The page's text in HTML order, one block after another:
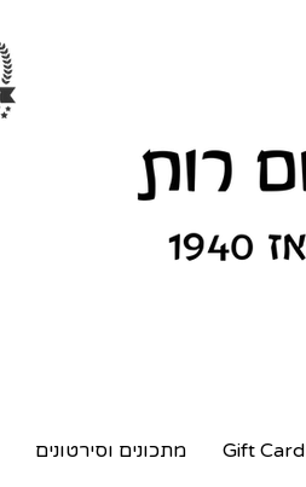
Gift Card מתכונים וסירטונים